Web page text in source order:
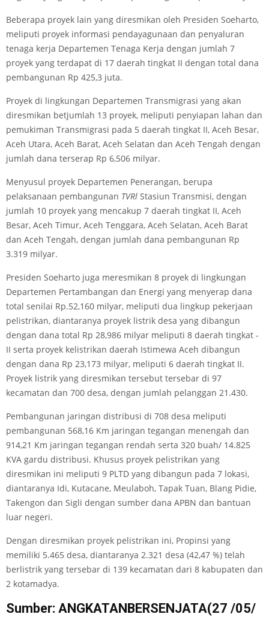
Beberapa proyek lain yang diresmikan oleh Presiden Soeharto,
meliputi proyek informasi pendayagunaan dan penyaluran
tenaga kerja Departemen Tenaga Kerja dengan jumlah 7
proyek yang terdapat di 17 daerah tingkat II dengan total dana
pembangunan Rp 425,3 juta.
Proyek di lingkungan Departemen Transmigrasi yang akan
diresmikan betjumlah 13 proyek, meliputi penyiapan lahan dan
pemukiman Transmigrasi pada 5 daerah tingkat II, Aceh Besar,
Aceh Utara, Aceh Barat, Aceh Selatan dan Aceh Tengah dengan
jumlah dana terserap Rp 6,506 milyar.
Menyusul proyek Departemen Penerangan, berupa
pelaksanaan pembangunan TVRl Stasiun Transmisi, dengan
jumlah 10 proyek yang mencakup 7 daerah tingkat II, Aceh
Besar, Aceh Timur, Aceh Tenggara, Aceh Selatan, Aceh Barat
dan Aceh Tengah, dengan jumlah dana pembangunan Rp
3.319 milyar.
Presiden Soeharto juga meresmikan 8 proyek di lingkungan
Departemen Pertambangan dan Energi yang menyerap dana
total senilai Rp.52,160 milyar, meliputi dua lingkup pekerjaan
pelistrikan, diantaranya proyek listrik desa yang dibangun
dengan dana total Rp 28,986 milyar meliputi 8 daerah tingkat -
II serta proyek kelistrikan daerah Istimewa Aceh dibangun
dengan dana Rp 23,173 milyar, meliputi 6 daerah tingkat II.
Proyek listrik yang diresmikan tersebut tersebar di 97
kecamatan dan 700 desa, dengan jumlah pelanggan 21.430.
Pembangunan jaringan distribusi di 708 desa meliputi
pembangunan 568,16 Km jaringan tegangan menengah dan
914,21 Km jaringan tegangan rendah serta 320 buah/ 14.825
KVA gardu distribusi. Khusus proyek pelistrikan yang
diresmikan ini meliputi 9 PLTD yang dibangun pada 7 lokasi,
diantaranya Idi, Kutacane, Meulaboh, Tapak Tuan, Blang Pidie,
Takengon dan Sigli dengan sumber dana APBN dan bantuan
luar negeri.
Dengan diresmikan proyek pelistrikan ini, Propinsi yang
memiliki 5.465 desa, diantaranya 2.321 desa (42,47 %) telah
berlistrik yang tersebar di 139 kecamatan dari 8 kabupaten dan
2 kotamadya.
Sumber: ANGKATANBERSENJATA(27 /05/